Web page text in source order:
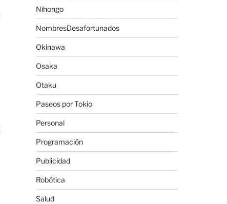
Nihongo
NombresDesafortunados
Okinawa
Osaka
Otaku
Paseos por Tokio
Personal
Programación
Publicidad
Robótica
Salud